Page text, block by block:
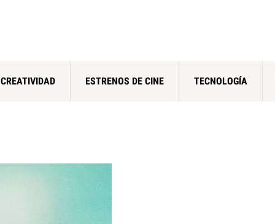
CREATIVIDAD ESTRENOS DE CINE TECNOLOGÍA